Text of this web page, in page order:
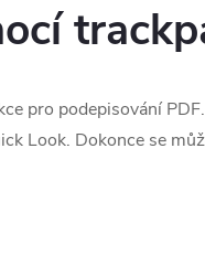
pro podepisování
Look. Dokonce se